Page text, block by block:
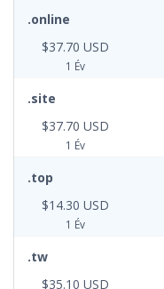
.online
$37.70 USD
1 Év
.site
$37.70 USD
1 Év
.top
$14.30 USD
1 Év
.tw
$35.10 USD